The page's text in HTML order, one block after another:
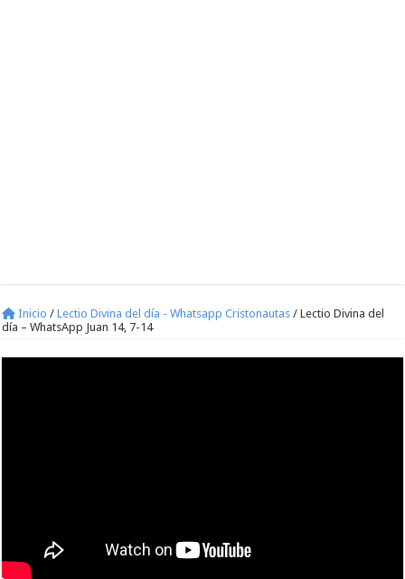
Inicio / Lectio Divina del día - Whatsapp Cristonautas / Lectio Divina del
día – WhatsApp Juan 14, 7-14